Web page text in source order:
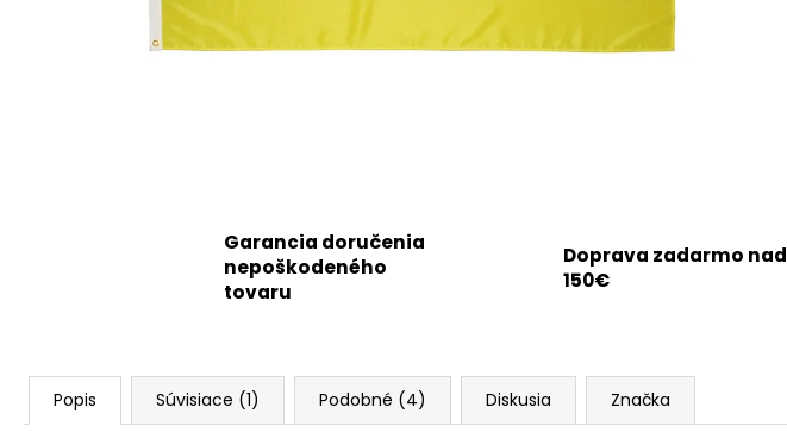
Garancia doručenia
nepoškodeného
tovaru
Doprava zadarmo nad
150€
Popis Súvisiace (1) Podobné (4) Diskusia Značka